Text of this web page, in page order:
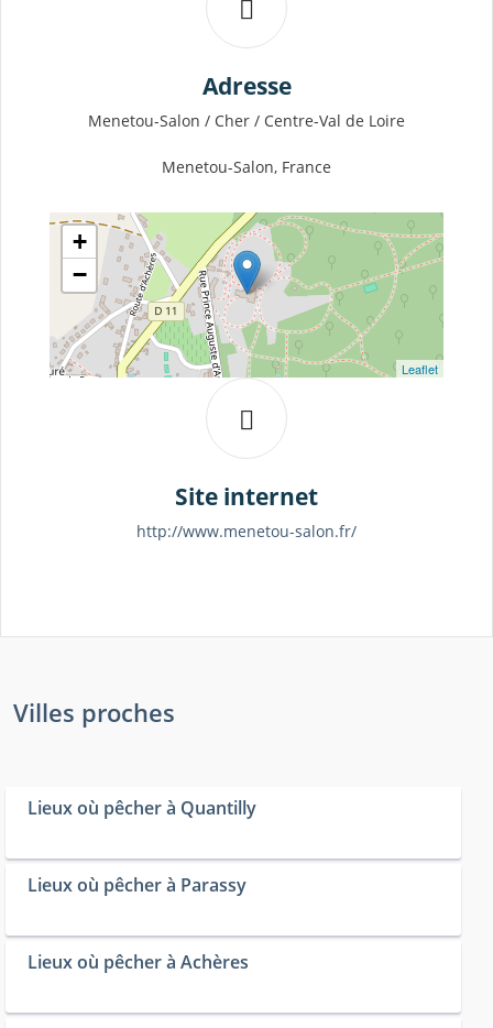
Adresse
Menetou-Salon / Cher / Centre-Val de Loire
Menetou-Salon, France
+
−
Leaflet
Site internet
http://www.menetou-salon.fr/
Villes proches
Lieux où pêcher à Quantilly
Lieux où pêcher à Parassy
Lieux où pêcher à Achères